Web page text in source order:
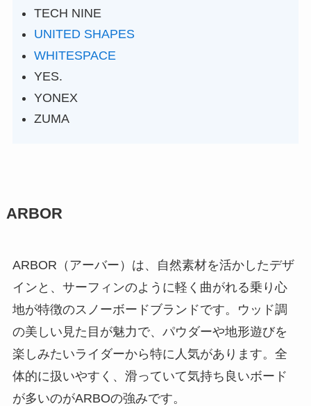
TECH NINE
UNITED SHAPES
WHITESPACE
YES.
YONEX
ZUMA
ARBOR
ARBOR（アーバー）は、自然素材を活かしたデザ
インと、サーフィンのように軽く曲がれる乗り心
地が特徴のスノーボードブランドです。ウッド調
の美しい見た目が魅力で、パウダーや地形遊びを
楽しみたいライダーから特に人気があります。全
体的に扱いやすく、滑っていて気持ち良いボード
が多いのがARBOの強みです。